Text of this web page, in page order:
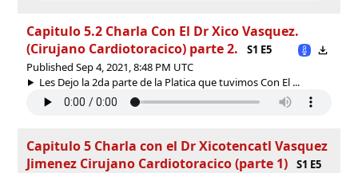
Capitulo 5.2 Charla Con El Dr Xico Vasquez.
(Cirujano Cardiotoracico) parte 2.
S1 E5
Published Sep 4, 2021, 8:48 PM UTC
Les Dejo la 2da parte de la Platica que tuvimos Con El ...
Capitulo 5 Charla con el Dr Xicotencatl Vasquez
Jimenez Cirujano Cardiotoracico (parte 1)
S1 E5